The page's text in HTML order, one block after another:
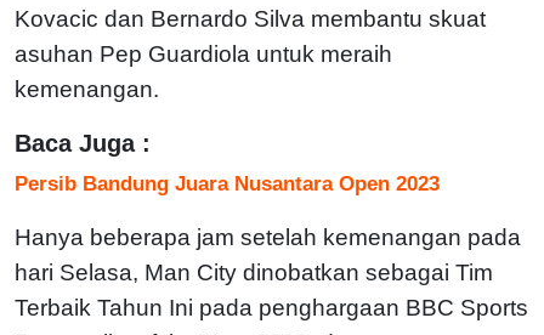
Kovacic dan Bernardo Silva membantu skuat
asuhan Pep Guardiola untuk meraih
kemenangan.
Baca Juga :
Persib Bandung Juara Nusantara Open 2023
Hanya beberapa jam setelah kemenangan pada
hari Selasa, Man City dinobatkan sebagai Tim
Terbaik Tahun Ini pada penghargaan BBC Sports